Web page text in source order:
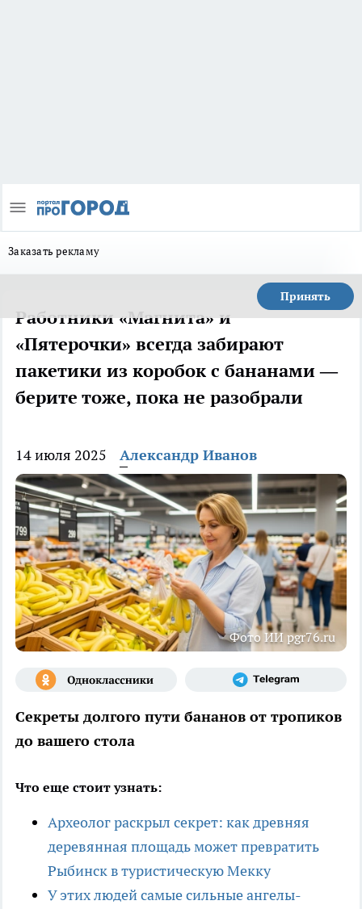
Заказать рекламу
Принять
Работники «Магнита» и
«Пятерочки» всегда забирают
пакетики из коробок с бананами —
берите тоже, пока не разобрали
14 июля 2025 Александр Иванов
Фото ИИ pgr76.ru
Секреты долгого пути бананов от тропиков
до вашего стола
Что еще стоит узнать:
Археолог раскрыл секрет: как древняя
деревянная площадь может превратить
Рыбинск в туристическую Мекку
У этих людей самые сильные ангелы-